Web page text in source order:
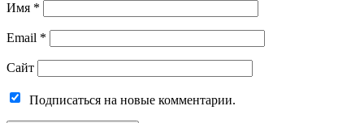
Имя *
Email *
Сайт
Подписаться на новые комментарии.